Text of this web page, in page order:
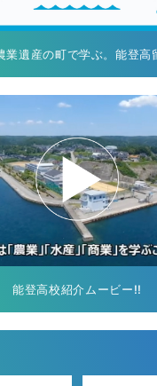
業遺産の町で学ぶ。能登高
能登高校紹介ムービー!!